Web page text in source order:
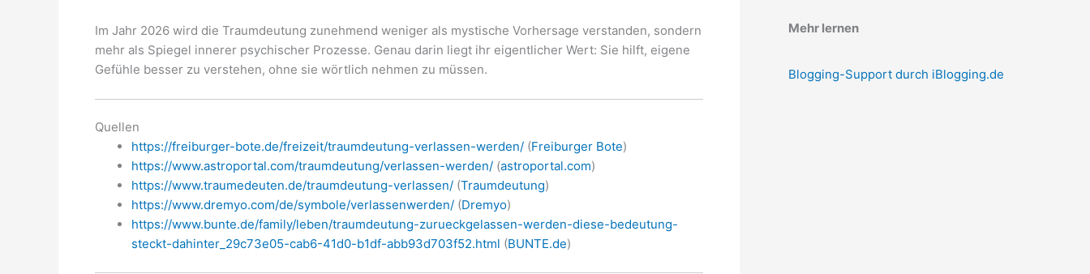
Im Jahr 2026 wird die Traumdeutung zunehmend weniger als mystische Vorhersage verstanden, sondern
mehr als Spiegel innerer psychischer Prozesse. Genau darin liegt ihr eigentlicher Wert: Sie hilft, eigene
Gefühle besser zu verstehen, ohne sie wörtlich nehmen zu müssen.
Quellen
https://freiburger-bote.de/freizeit/traumdeutung-verlassen-werden/ (Freiburger Bote)
https://www.astroportal.com/traumdeutung/verlassen-werden/ (astroportal.com)
https://www.traumedeuten.de/traumdeutung-verlassen/ (Traumdeutung)
https://www.dremyo.com/de/symbole/verlassenwerden/ (Dremyo)
https://www.bunte.de/family/leben/traumdeutung-zurueckgelassen-werden-diese-bedeutung-
steckt-dahinter_29c73e05-cab6-41d0-b1df-abb93d703f52.html (BUNTE.de)
Mehr lernen
Blogging-Support durch iBlogging.de